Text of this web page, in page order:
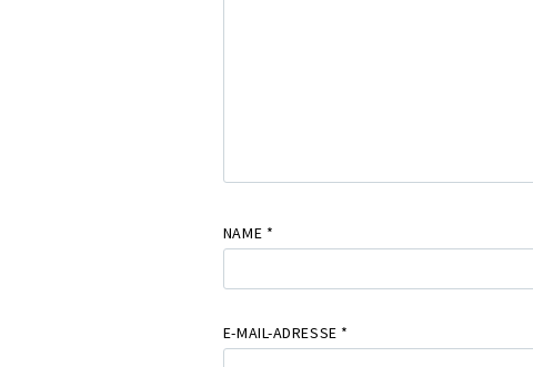
NAME *
E-MAIL-ADRESSE *